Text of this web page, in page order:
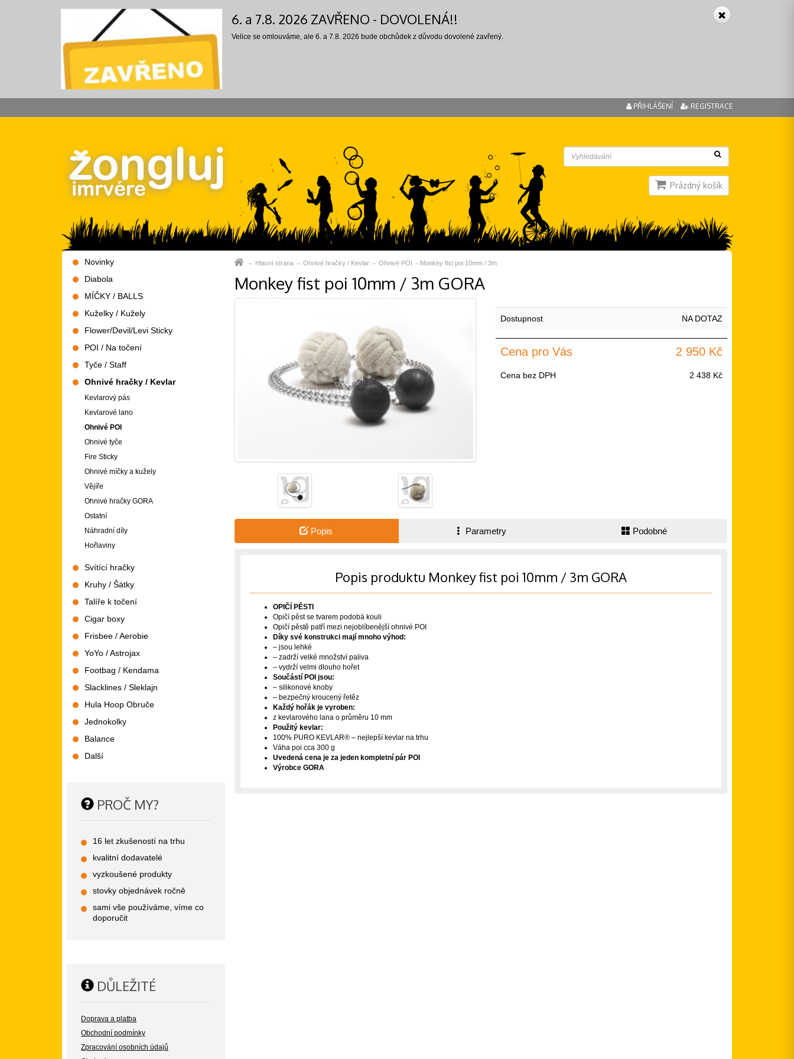
6. a 7.8. 2026 ZAVŘENO - DOVOLENÁ!!
Velice se omlouváme, ale 6. a 7.8. 2026 bude obchůdek z důvodu dovolené zavřený.
PŘIHLÁŠENÍ REGISTRACE
Prázdný košík
Hlavní strana Ohnivé hračky / Kevlar Ohnivé POI Monkey fist poi 10mm / 3m
Monkey fist poi 10mm / 3m GORA
Dostupnost NA DOTAZ
Cena pro Vás 2 950 Kč
Cena bez DPH 2 438 Kč
Popis Parametry Podobné
Popis produktu Monkey fist poi 10mm / 3m GORA
OPIČÍ PĚSTI
Opičí pěst se tvarem podobá kouli
Opičí pěstě patří mezi nejoblíbenější ohnivé POI
Díky své konstrukci mají mnoho výhod:
– jsou lehké
– zadrží velké množství paliva
– vydrží velmi dlouho hořet
Součástí POI jsou:
– silikonové knoby
– bezpečný kroucený řetěz
Každý hořák je vyroben:
z kevlarového lana o průměru 10 mm
Použitý kevlar:
100% PURO KEVLAR® – nejlepší kevlar na trhu
Váha poi cca 300 g
Uvedená cena je za jeden kompletní pár POI
Výrobce GORA
Novinky
Diabola
MÍČKY / BALLS
Kuželky / Kužely
Flower/Devil/Levi Sticky
POI / Na točení
Tyče / Staff
Ohnivé hračky / Kevlar
Kevlarový pás
Kevlarové lano
Ohnivé POI
Ohnivé tyče
Fire Sticky
Ohnivé míčky a kužely
Vějíře
Ohnivé hračky GORA
Ostatní
Náhradní díly
Hořlaviny
Svítící hračky
Kruhy / Šátky
Talíře k točení
Cigar boxy
Frisbee / Aerobie
YoYo / Astrojax
Footbag / Kendama
Slacklines / Sleklajn
Hula Hoop Obruče
Jednokolky
Balance
Další
PROČ MY?
16 let zkušeností na trhu
kvalitní dodavatelé
vyzkoušené produkty
stovky objednávek ročně
sami vše používáme, víme co
doporučit
DŮLEŽITÉ
Doprava a platba
Obchodní podmínky
Zpracování osobních údajů